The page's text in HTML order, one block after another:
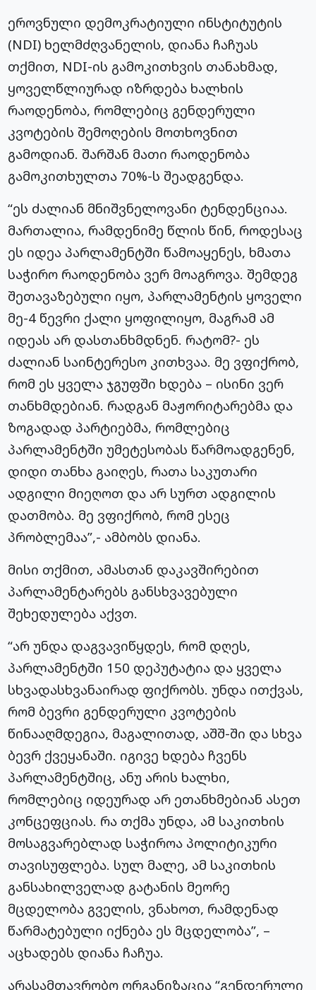
ეროვნული დემოკრატიული ინსტიტუტის
(NDI) ხელმძღვანელის, დიანა ჩაჩუას
თქმით, NDI-ის გამოკითხვის თანახმად,
ყოველწლიურად იზრდება ხალხის
რაოდენობა, რომლებიც გენდერული
კვოტების შემოღების მოთხოვნით
გამოდიან. შარშან მათი რაოდენობა
გამოკითხულთა 70%-ს შეადგენდა.
“ეს ძალიან მნიშვნელოვანი ტენდენციაა.
მართალია, რამდენიმე წლის წინ, როდესაც
ეს იდეა პარლამენტში წამოაყენეს, ხმათა
საჭირო რაოდენობა ვერ მოაგროვა. შემდეგ
შეთავაზებული იყო, პარლამენტის ყოველი
მე-4 წევრი ქალი ყოფილიყო, მაგრამ ამ
იდეას არ დასთანხმდნენ. რატომ?- ეს
ძალიან საინტერესო კითხვაა. მე ვფიქრობ,
რომ ეს ყველა ჯგუფში ხდება – ისინი ვერ
თანხმდებიან. რადგან მაჟორიტარებმა და
ზოგადად პარტიებმა, რომლებიც
პარლამენტში უმეტესობას წარმოადგენენ,
დიდი თანხა გაიღეს, რათა საკუთარი
ადგილი მიეღოთ და არ სურთ ადგილის
დათმობა. მე ვფიქრობ, რომ ესეც
პრობლემაა”,- ამბობს დიანა.
მისი თქმით, ამასთან დაკავშირებით
პარლამენტარებს განსხვავებული
შეხედულება აქვთ.
“არ უნდა დაგვავიწყდეს, რომ დღეს,
პარლამენტში 150 დეპუტატია და ყველა
სხვადასხვანაირად ფიქრობს. უნდა ითქვას,
რომ ბევრი გენდერული კვოტების
წინააღმდეგია, მაგალითად, აშშ-ში და სხვა
ბევრ ქვეყანაში. იგივე ხდება ჩვენს
პარლამენტშიც, ანუ არის ხალხი,
რომლებიც იდეურად არ ეთანხმებიან ასეთ
კონცეფციას. რა თქმა უნდა, ამ საკითხის
მოსაგვარებლად საჭიროა პოლიტიკური
თავისუფლება. სულ მალე, ამ საკითხის
განსახილველად გატანის მეორე
მცდელობა გველის, ვნახოთ, რამდენად
წარმატებული იქნება ეს მცდელობა”, –
აცხადებს დიანა ჩაჩუა.
არასამთავრობო ორგანიზაცია “გენდერული